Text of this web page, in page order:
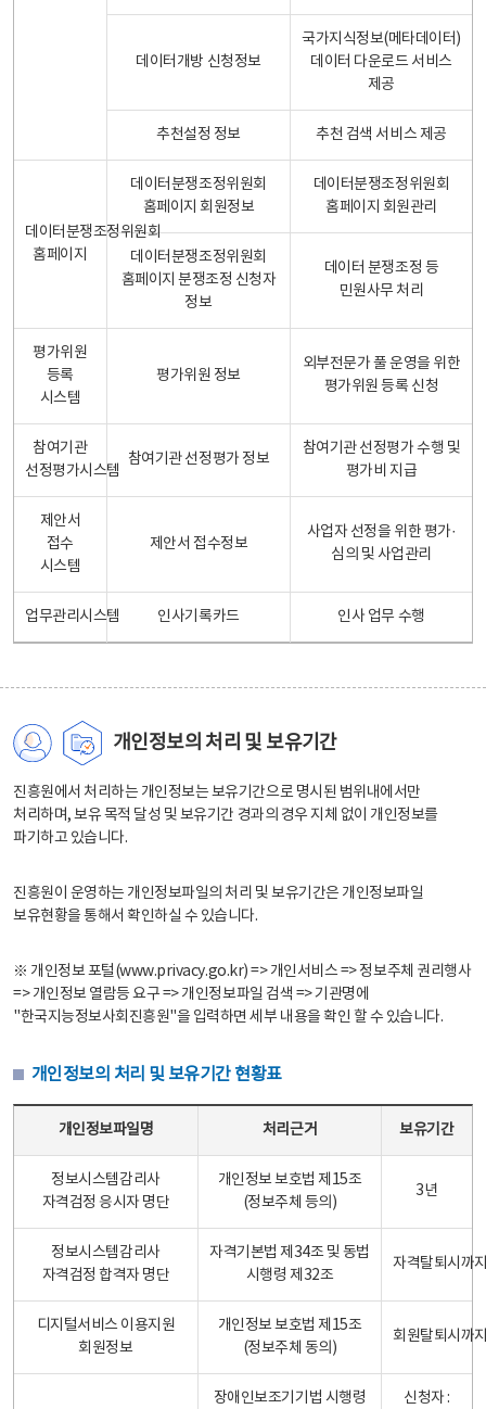
데이터개방 신청정보
국가지식정보(메타데이터)
데이터 다운로드 서비스
제공
추천설정 정보 추천 검색 서비스 제공
데이터분쟁조정위원회
홈페이지
데이터분쟁조정위원회
홈페이지 회원정보
데이터분쟁조정위원회
홈페이지 회원관리
데이터분쟁조정위원회
홈페이지 분쟁조정 신청자
정보
데이터 분쟁조정 등
민원사무 처리
평가위원
등록
시스템
평가위원 정보
외부전문가 풀 운영을 위한
평가위원 등록 신청
참여기관
선정평가시스템
참여기관 선정평가 정보
참여기관 선정평가 수행 및
평가비 지급
제안서
접수
시스템
제안서 접수정보
사업자 선정을 위한 평가·
심의 및 사업관리
업무관리시스템 인사기록카드 인사 업무 수행
개인정보의 처리 및 보유기간
진흥원에서 처리하는 개인정보는 보유기간으로 명시된 범위내에서만
처리하며, 보유 목적 달성 및 보유기간 경과의 경우 지체 없이 개인정보를
파기하고 있습니다.
진흥원이 운영하는 개인정보파일의 처리 및 보유기간은 개인정보파일
보유현황을 통해서 확인하실 수 있습니다.
※ 개인정보 포털(www.privacy.go.kr) => 개인서비스 => 정보주체 권리행사
=> 개인정보 열람등 요구 => 개인정보파일 검색 => 기관명에
"한국지능정보사회진흥원"을 입력하면 세부 내용을 확인 할 수 있습니다.
개인정보의 처리 및 보유기간 현황표
개인정보파일명 처리근거 보유기간
정보시스템감리사
자격검정 응시자 명단
개인정보 보호법 제15조
(정보주체 등의)
3년
정보시스템감리사
자격검정 합격자 명단
자격기본법 제34조 및 동법
시행령 제32조
자격탈퇴시까
디지털서비스 이용지원
회원정보
개인정보 보호법 제15조
(정보주체 동의)
회원탈퇴시까
장애인보조기기법 시행령
신청자 :